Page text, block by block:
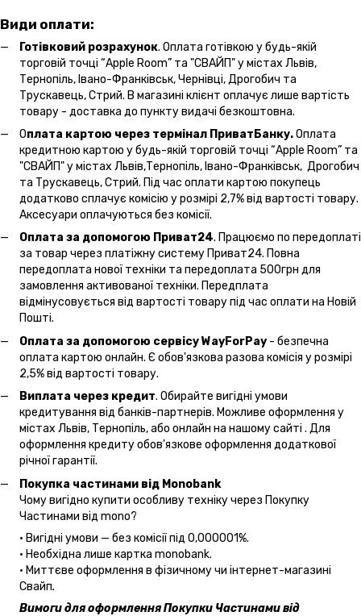
Види оплати:
Готівковий розрахунок. Оплата готівкою у будь-якій
торговій точці “Apple Room” та "СВАЙП" у містах Львів,
Тернопіль, Івано-Франківськ, Чернівці, Дрогобич та
Трускавець, Стрий. В магазині клієнт оплачує лише вартість
товару - доставка до пункту видачі безкоштовна.
Оплата картою через термінал ПриватБанку.Оплата
кредитною картою у будь-якій торговій точці “Apple Room” та
"СВАЙП" у містах Львів,Тернопіль, Івано-Франківськ, Дрогобич
та Трускавець, Стрий. Під час оплати картою покупець
додатково сплачує комісію у розмірі 2,7% від вартості товару.
Аксесуари оплачуються без комісії.
Оплата за допомогою Приват24. Працюємо по передоплаті
за товар через платіжну систему Приват24. Повна
передоплата нової техніки та передоплата 500грн для
замовлення активованої техніки. Передплата
відмінусовується від вартості товару під час оплати на Новій
Пошті.
Оплата за допомогою сервісу WayForPay - безпечна
оплата картою онлайн. Є обов'язкова разова комісія у розмірі
2,5% від вартості товару.
Виплата через кредит. Обирайте вигідні умови
кредитування від банків-партнерів. Можливе оформлення у
містах Львів, Тернопіль, або онлайн на нашому сайті . Для
оформлення кредиту обов'язкове оформлення додаткової
річної гарантії.
Покупка частинами від Monobank
Чому вигідно купити особливу техніку через Покупку
Частинами від mono?
• Вигідні умови — без комісії під 0,000001%.
• Необхідна лише картка monobank.
• Миттєве оформлення в фізичному чи інтернет-магазині
Cвайп.
Вимоги для оформлення Покупки Частинами від